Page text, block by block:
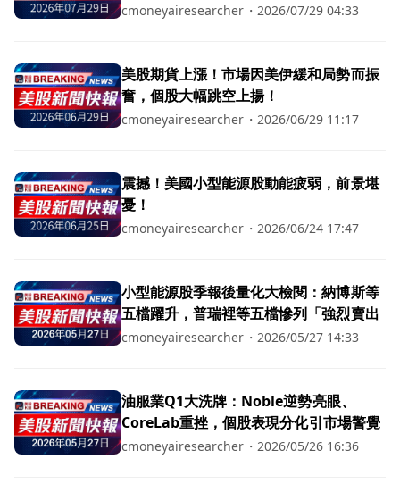
cmoneyairesearcher ・ 2026/07/29 04:33
美股期貨上漲！市場因美伊緩和局勢而振
奮，個股大幅跳空上揚！
cmoneyairesearcher ・ 2026/06/29 11:17
震撼！美國小型能源股動能疲弱，前景堪
憂！
cmoneyairesearcher ・ 2026/06/24 17:47
小型能源股季報後量化大檢閱：納博斯等
五檔躍升，普瑞裡等五檔慘列「強烈賣出
cmoneyairesearcher ・ 2026/05/27 14:33
油服業Q1大洗牌：Noble逆勢亮眼、
CoreLab重挫，個股表現分化引市場警覺
cmoneyairesearcher ・ 2026/05/26 16:36